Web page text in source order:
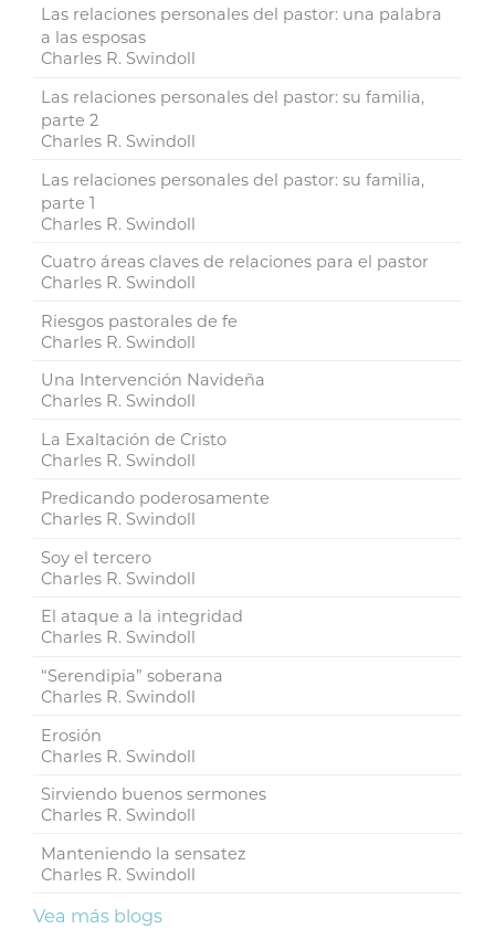
Las relaciones personales del pastor: una palabra
a las esposas
Charles R. Swindoll
Las relaciones personales del pastor: su familia,
parte 2
Charles R. Swindoll
Las relaciones personales del pastor: su familia,
parte 1
Charles R. Swindoll
Cuatro áreas claves de relaciones para el pastor
Charles R. Swindoll
Riesgos pastorales de fe
Charles R. Swindoll
Una Intervención Navideña
Charles R. Swindoll
La Exaltación de Cristo
Charles R. Swindoll
Predicando poderosamente
Charles R. Swindoll
Soy el tercero
Charles R. Swindoll
El ataque a la integridad
Charles R. Swindoll
“Serendipia” soberana
Charles R. Swindoll
Erosión
Charles R. Swindoll
Sirviendo buenos sermones
Charles R. Swindoll
Manteniendo la sensatez
Charles R. Swindoll
Vea más blogs